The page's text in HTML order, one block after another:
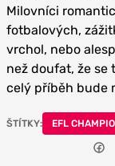
Milovníci
fotbalových,
vrchol, nebo
než doufat, že se
celý příběh bude
ŠTÍTKY: EFL